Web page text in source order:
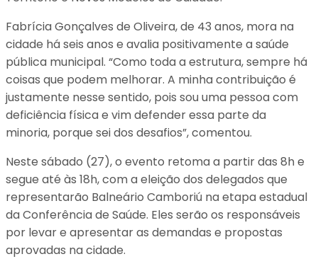
Fabrícia Gonçalves de Oliveira, de 43 anos, mora na
cidade há seis anos e avalia positivamente a saúde
pública municipal. “Como toda a estrutura, sempre há
coisas que podem melhorar. A minha contribuição é
justamente nesse sentido, pois sou uma pessoa com
deficiência física e vim defender essa parte da
minoria, porque sei dos desafios”, comentou.
Neste sábado (27), o evento retoma a partir das 8h e
segue até às 18h, com a eleição dos delegados que
representarão Balneário Camboriú na etapa estadual
da Conferência de Saúde. Eles serão os responsáveis
por levar e apresentar as demandas e propostas
aprovadas na cidade.